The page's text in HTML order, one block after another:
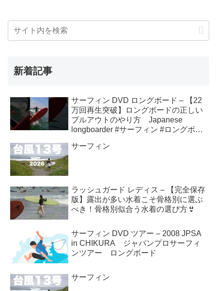
新着記事
サーフィン DVD ロングボード – 【22
万回再生突破】ロングボードの正しい
プルアウトのやり方 Japanese
longboarder #サーフィン #ロングボー
サーフィン
ラッシュガード レディス – 【完全保存
版】露出が多い水着こそ骨格別に選ぶ
べき！骨格別似合う水着の選び方👙
サーフィン DVD ツアー – 2008 JPSA
in CHIKURA ジャパンプロサーフィ
ンツアー ロングボード
サーフィン